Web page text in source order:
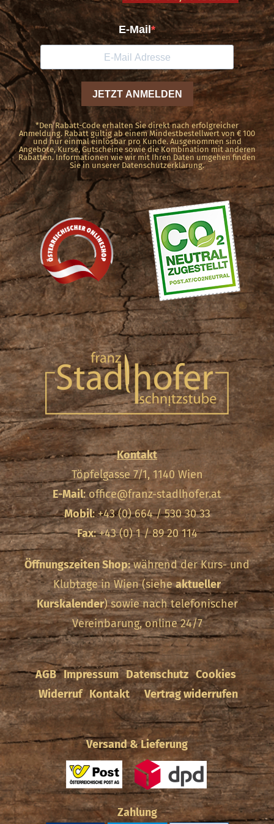
*Den Rabatt-Code erhalten Sie direkt nach erfolgreicher
Anmeldung. Rabatt gültig ab einem Mindestbestellwert von € 100
und nur einmal einlösbar pro Kunde. Ausgenommen sind
Angebote, Kurse, Gutscheine sowie die Kombination mit anderen
Rabatten. Informationen wie wir mit Ihren Daten umgehen finden
Sie in unserer Datenschutzerklärung.
Kontakt
Töpfelgasse 7/1, 1140 Wien
E-Mail:office@franz-stadlhofer.at
Mobil: +43 (0) 664 / 530 30 33
Fax: +43 (0) 1 / 89 20 114
Öffnungszeiten Shop:während der Kurs- und
Klubtage in Wien (sieheaktueller
Kurskalender) sowie nach telefonischer
Vereinbarung, online 24/7
AGB Impressum Datenschutz Cookies
Widerruf Kontakt Vertrag widerrufen
Versand & Lieferung
Zahlung